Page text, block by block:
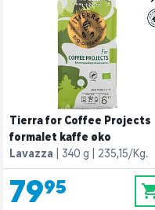
Tierra for Coffee Projects
formalet kaffe øko
Lavazza
340 g 235,15/Kg.
79,95 0